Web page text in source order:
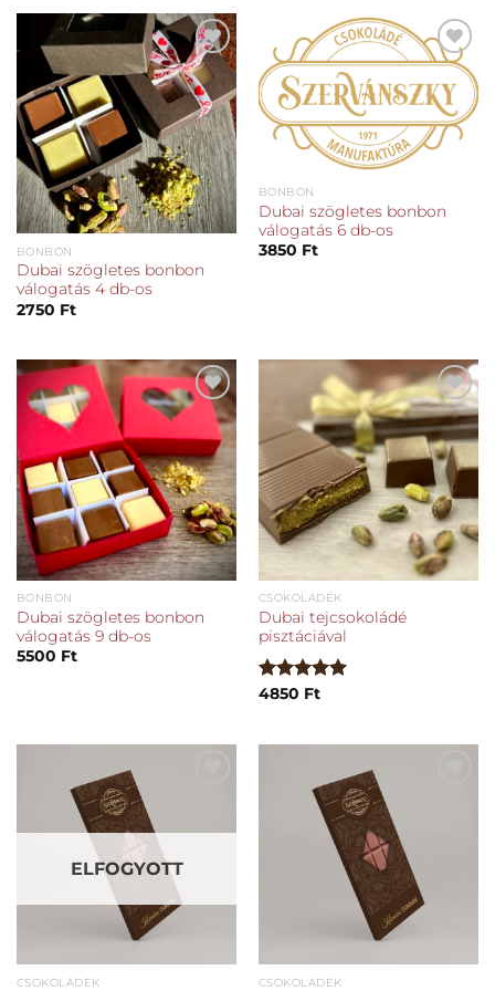
Kedvencekhez
BONBON
Dubai szögletes bonbon
válogatás 4 db-os
2750 Ft
Kedvencekhez
BONBON
Dubai szögletes bonbon
válogatás 6 db-os
3850 Ft
Kedvencekhez
BONBON
Dubai szögletes bonbon
válogatás 9 db-os
5500 Ft
Kedvencekhez
CSOKOLÁDÉK
Dubai tejcsokoládé
pisztáciával
Értékelés:
4850 Ft
Kedvencekhez
ELFOGYOTT
CSOKOLÁDÉK
Kedvencekhez
CSOKOLÁDÉK